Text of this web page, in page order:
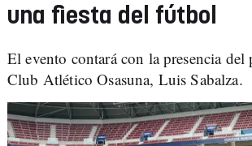
una fiesta del fútbol
El evento contará con la presencia del
Club Atlético Osasuna, Luis Sabalza.